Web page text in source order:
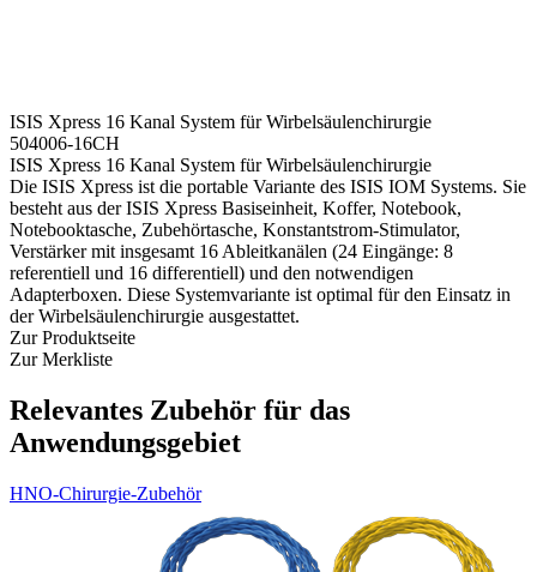
ISIS Xpress 16 Kanal System für Wirbelsäulenchirurgie
504006-16CH
ISIS Xpress 16 Kanal System für Wirbelsäulenchirurgie
Die ISIS Xpress ist die portable Variante des ISIS IOM Systems. Sie
besteht aus der ISIS Xpress Basiseinheit, Koffer, Notebook,
Notebooktasche, Zubehör­tasche, Konstantstrom-Stimulator,
Verstärker mit insgesamt 16 Ableit­kanälen (24 Eingänge: 8
referentiell und 16 differentiell) und den notwendigen
Adapterboxen. Diese Systemvariante ist optimal für den Einsatz in
der Wirbelsäulenchirurgie ausgestattet.
Zur Produktseite
Zur Merkliste
Relevantes Zubehör für das
Anwendungsgebiet
HNO-Chirurgie-Zubehör